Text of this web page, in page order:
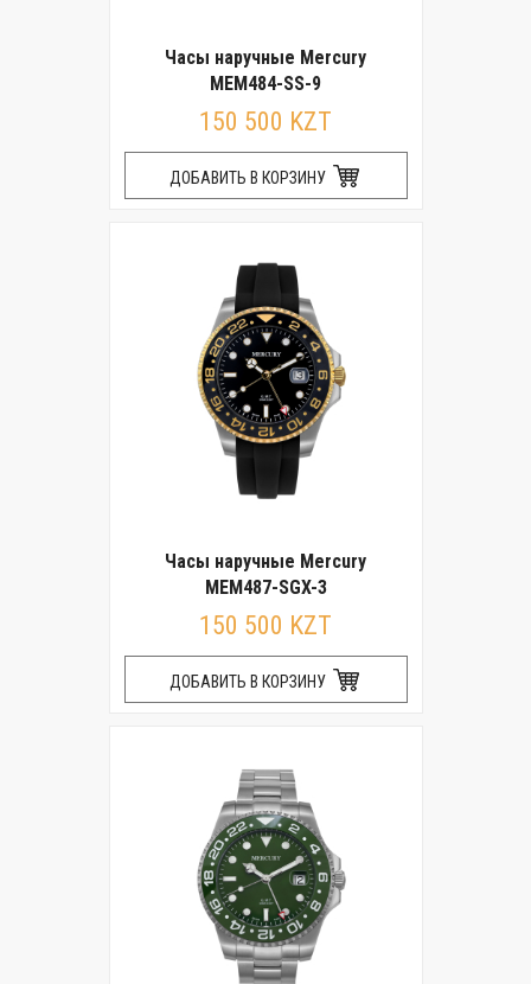
Часы наручные Mercury
MEM484-SS-9
150 500 KZT
ДОБАВИТЬ В КОРЗИНУ
Часы наручные Mercury
MEM487-SGX-3
150 500 KZT
ДОБАВИТЬ В КОРЗИНУ